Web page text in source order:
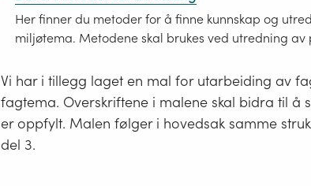
Her finner du metoder for å finne kunnskap og
miljøtema. Metodene skal brukes ved utredning av
Vi har i tillegg laget en mal for utarbeiding av
fagtema. Overskriftene i malene skal bidra til å
er oppfylt. Malen følger i hovedsak samme
del 3.